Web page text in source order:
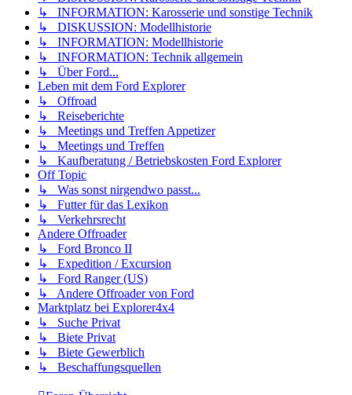
↳ INFORMATION: Karosserie und sonstige Technik
↳ DISKUSSION: Modellhistorie
↳ INFORMATION: Modellhistorie
↳ INFORMATION: Technik allgemein
↳ Über Ford...
Leben mit dem Ford Explorer
↳ Offroad
↳ Reiseberichte
↳ Meetings und Treffen Appetizer
↳ Meetings und Treffen
↳ Kaufberatung / Betriebskosten Ford Explorer
Off Topic
↳ Was sonst nirgendwo passt...
↳ Futter für das Lexikon
↳ Verkehrsrecht
Andere Offroader
↳ Ford Bronco II
↳ Expedition / Excursion
↳ Ford Ranger (US)
↳ Andere Offroader von Ford
Marktplatz bei Explorer4x4
↳ Suche Privat
↳ Biete Privat
↳ Biete Gewerblich
↳ Beschaffungsquellen